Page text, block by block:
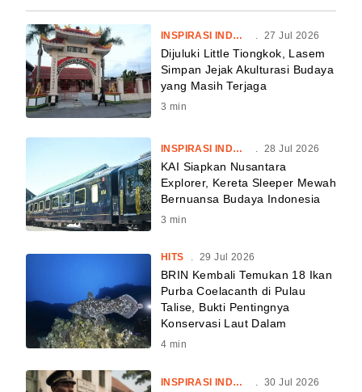
INSPIRASI INDONESIA . 27 Jul 2026
Dijuluki Little Tiongkok, Lasem
Simpan Jejak Akulturasi Budaya
yang Masih Terjaga
3 min
INSPIRASI INDONESIA . 28 Jul 2026
KAI Siapkan Nusantara
Explorer, Kereta Sleeper Mewah
Bernuansa Budaya Indonesia
3 min
HITS . 29 Jul 2026
BRIN Kembali Temukan 18 Ikan
Purba Coelacanth di Pulau
Talise, Bukti Pentingnya
Konservasi Laut Dalam
4 min
INSPIRASI INDONESIA 30 Jul 2026